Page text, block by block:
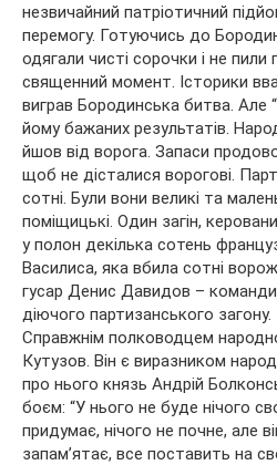
незвичайний патріотичний
перемогу. Готуючись до
одягали чисті сорочки і не пили
священний момент. Історики
виграв Бородинська битва. Але
йому бажаних результатів.
йшов від ворога. Запаси
щоб не дісталися ворогові.
сотні. Були вони великі та
поміщицькі. Один загін,
у полон декілька сотень
Василиса, яка вбила сотні
гусар Денис Давидов –
діючого партизанського загону.
Справжнім полководцем
Кутузов. Він є виразником
про нього князь Андрій
боєм: “У нього не буде нічого
придумає, нічого не почне, але
запам’ятає, все поставить на